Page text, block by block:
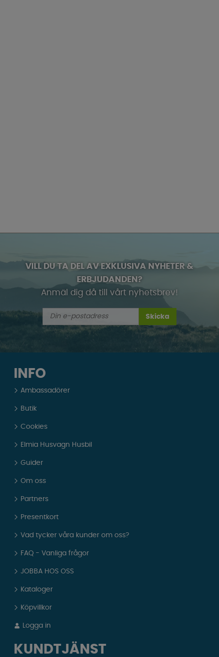
VILL DU TA DEL AV EXKLUSIVA NYHETER &
ERBJUDANDEN?
Anmäl dig då till vårt nyhetsbrev!
Skicka
INFO
Ambassadörer
Butik
Cookies
Elmia Husvagn Husbil
Guider
Om oss
Partners
Presentkort
Vad tycker våra kunder om oss?
FAQ - Vanliga frågor
JOBBA HOS OSS
Kataloger
Köpvillkor
Logga in
KUNDTJÄNST